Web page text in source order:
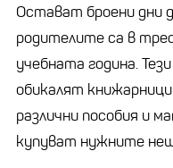
Остават броени дни
родителите са в
учебната година.
обикалят
различни пособия и
купуват нужните